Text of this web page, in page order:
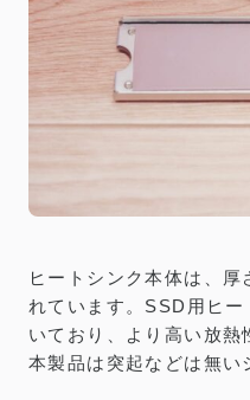
ヒートシンク本体は、
れています。SSD用ヒ
いており、より高い放熱
本製品は突起などは無い